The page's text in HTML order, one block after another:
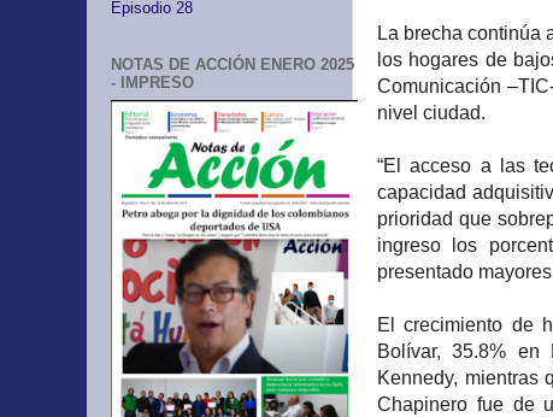
La brecha continúa
los hogares de
Comunicación
nivel ciudad.
“El acceso a las
capacidad
prioridad que
ingreso los
presentado
El crecimiento de
Bolívar, 35.8%
Kennedy, mientras
Chapinero fue de
Episodio 28
NOTAS DE ACCIÓN ENERO 2025
- IMPRESO